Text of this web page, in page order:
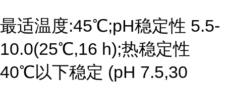
最适温度:45℃;pH稳定性 5.5-
10.0(25℃,16 h);热稳定性
40℃以下稳定 (pH 7.5,30